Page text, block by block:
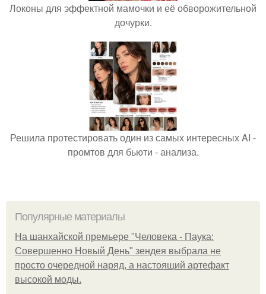
Локоны для эффектной мамочки и её обворожительной
дочурки.
Решила протестировать один из самых интересных AI -
промтов для бьюти - анализа.
Популярные материалы
На шанхайской премьере "Человека - Паука:
Совершенно Новый День" зендея выбрала не
просто очередной наряд, а настоящий артефакт
высокой моды.